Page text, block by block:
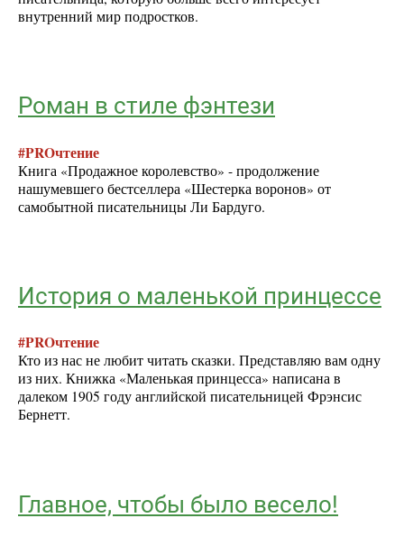
внутренний мир подростков.
Роман в стиле фэнтези
#PROчтение
Книга «Продажное королевство» - продолжение
нашумевшего бестселлера «Шестерка воронов» от
самобытной писательницы Ли Бардуго.
История о маленькой принцессе
#PROчтение
Кто из нас не любит читать сказки. Представляю вам одну
из них. Книжка «Маленькая принцесса» написана в
далеком 1905 году английской писательницей Фрэнсис
Бернетт.
Главное, чтобы было весело!